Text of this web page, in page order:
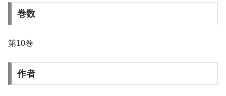
巻数
第10巻
作者